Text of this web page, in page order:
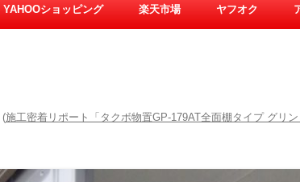
ン
テ
ン
YAHOOショッピング 楽天市場 ヤフオク
(施工密着リポート「タクボ物置GP-179AT全面棚タイプ グリン